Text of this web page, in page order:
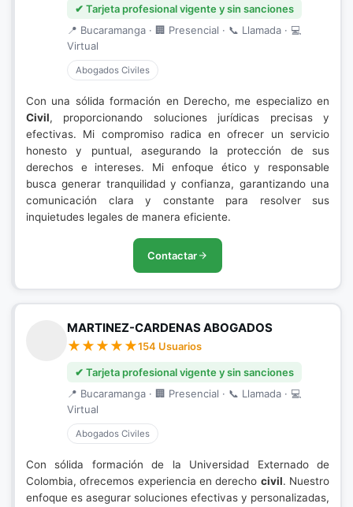
✔ Tarjeta profesional vigente y sin sanciones
📍 Bucaramanga · 🏢 Presencial · 📞 Llamada · 💻
Virtual
Abogados Civiles
Con una sólida formación en Derecho, me especializo en
Civil, proporcionando soluciones jurídicas precisas y
efectivas. Mi compromiso radica en ofrecer un servicio
honesto y puntual, asegurando la protección de sus
derechos e intereses. Mi enfoque ético y responsable
busca generar tranquilidad y confianza, garantizando una
comunicación clara y constante para resolver sus
inquietudes legales de manera eficiente.
Contactar
MARTINEZ-CARDENAS ABOGADOS
154 Usuarios
✔ Tarjeta profesional vigente y sin sanciones
📍 Bucaramanga · 🏢 Presencial · 📞 Llamada · 💻
Virtual
Abogados Civiles
Con sólida formación de la Universidad Externado de
Colombia, ofrecemos experiencia en derecho civil. Nuestro
enfoque es asegurar soluciones efectivas y personalizadas,